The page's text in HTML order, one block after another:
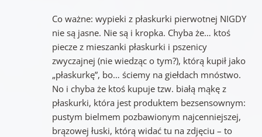
Co ważne: wypieki z płaskurki pierwotnej NIGDY
nie są jasne. Nie są i kropka. Chyba że… ktoś
piecze z mieszanki płaskurki i pszenicy
zwyczajnej (nie wiedząc o tym?), którą kupił jako
„płaskurkę”, bo… ściemy na giełdach mnóstwo.
No i chyba że ktoś kupuje tzw. białą mąkę z
płaskurki, która jest produktem bezsensownym:
pustym bielmem pozbawionym najcenniejszej,
brązowej łuski, którą widać tu na zdjęciu – to